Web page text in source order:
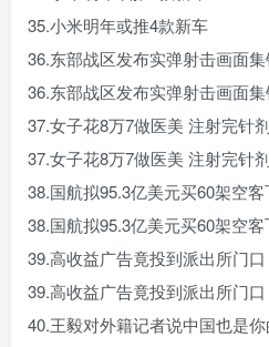
35.小米明年或推4款新车
36.东部战区发布实弹射击画面
36.东部战区发布实弹射击画面
37.女子花8万7做医美 注射完针
37.女子花8万7做医美 注射完针
38.国航拟95.3亿美元买60架空
38.国航拟95.3亿美元买60架空
39.高收益广告竟投到派出所门口
39.高收益广告竟投到派出所门口
40.王毅对外籍记者说中国也是